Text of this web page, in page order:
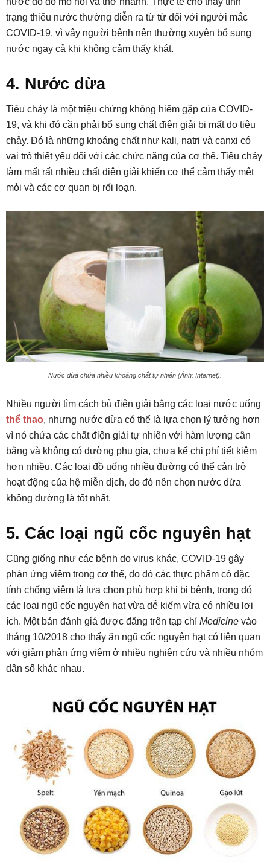
trạng thiếu nước thường diễn ra từ từ đối với người mắc
COVID-19, vì vậy người bệnh nên thường xuyên bổ sung
nước ngay cả khi không cảm thấy khát.
4. Nước dừa
Tiêu chảy là một triệu chứng không hiếm gặp của COVID-
19, và khi đó cần phải bổ sung chất điện giải bị mất do tiêu
chảy. Đó là những khoáng chất như kali, natri và canxi có
vai trò thiết yếu đối với các chức năng của cơ thể. Tiêu chảy
làm mất rất nhiều chất điện giải khiến cơ thể cảm thấy mệt
mỏi và các cơ quan bị rối loạn.
Nước dừa chứa nhiều khoáng chất tự nhiên (Ảnh: Internet).
Nhiều người tìm cách bù điện giải bằng các loại nước uống
thể thao, nhưng nước dừa có thể là lựa chọn lý tưởng hơn
vì nó chứa các chất điện giải tự nhiên với hàm lượng cân
bằng và không có đường phụ gia, chưa kể chi phí tiết kiệm
hơn nhiều. Các loại đồ uống nhiều đường có thể cản trở
hoạt động của hệ miễn dịch, do đó nên chọn nước dừa
không đường là tốt nhất.
5. Các loại ngũ cốc nguyên hạt
Cũng giống như các bệnh do virus khác, COVID-19 gây
phản ứng viêm trong cơ thể, do đó các thực phẩm có đặc
tính chống viêm là lựa chọn phù hợp khi bị bệnh, trong đó
các loại ngũ cốc nguyên hạt vừa dễ kiếm vừa có nhiều lợi
ích. Một bản đánh giá được đăng trên tạp chí Medicine vào
tháng 10/2018 cho thấy ăn ngũ cốc nguyên hạt có liên quan
với giảm phản ứng viêm ở nhiều nghiên cứu và nhiều nhóm
dân số khác nhau.